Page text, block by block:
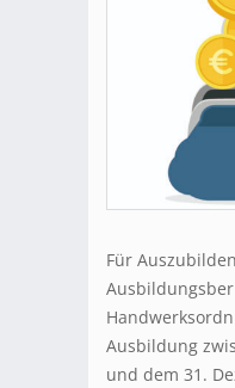
Für
Ausbildung
und dem 31.